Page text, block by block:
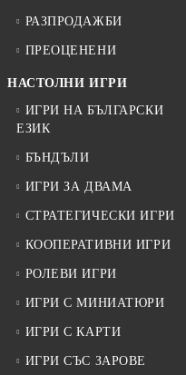
РАЗПРОДАЖБИ
ПРЕОЦЕНЕНИ
НАСТОЛНИ ИГРИ
ИГРИ НА БЪЛГАРСКИ
ЕЗИК
БЪНДЪЛИ
ИГРИ ЗА ДВАМА
СТРАТЕГИЧЕСКИ ИГРИ
КООПЕРАТИВНИ ИГРИ
РОЛЕВИ ИГРИ
ИГРИ С МИНИАТЮРИ
ИГРИ С КАРТИ
ИГРИ СЪС ЗАРОВЕ